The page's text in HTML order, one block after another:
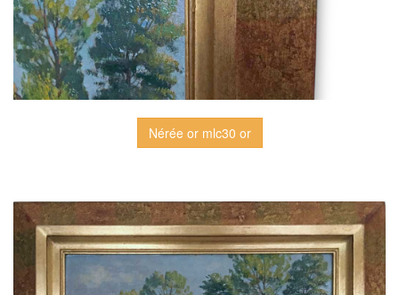
Nérée or mlc30 or